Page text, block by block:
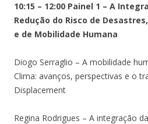
10:15 – 12:00 Painel 1 – A
Redução do Risco de
e de Mobilidade Humana
Diogo Serraglio – A mobilidade
Clima: avanços, perspectivas e o
Displacement
Regina Rodrigues – A integração